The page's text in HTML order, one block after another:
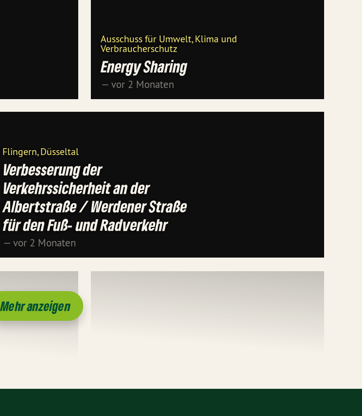
Ausschuss für Umwelt, Klima und
Verbraucherschutz
Energy Sharing
— vor 2 Monaten
Flingern, Düsseltal
Verbesserung der
Verkehrssicherheit an der
Albertstraße / Werdener Straße
für den Fuß- und Radverkehr
— vor 2 Monaten
Mehr anzeigen